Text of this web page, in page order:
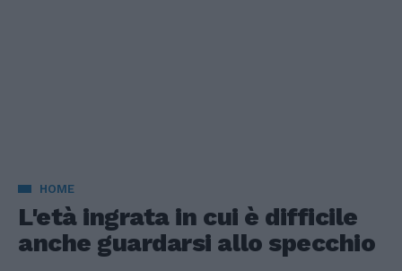
HOME
L'età ingrata in cui è difficile
anche guardarsi allo specchio